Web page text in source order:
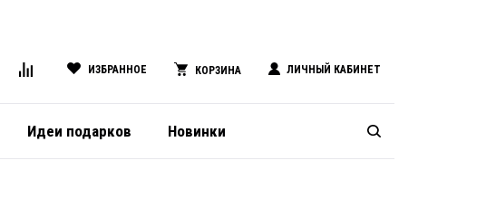
ИЗБРАННОЕ КОРЗИНА ЛИЧНЫЙ КАБИНЕТ
Идеи подарков Новинки